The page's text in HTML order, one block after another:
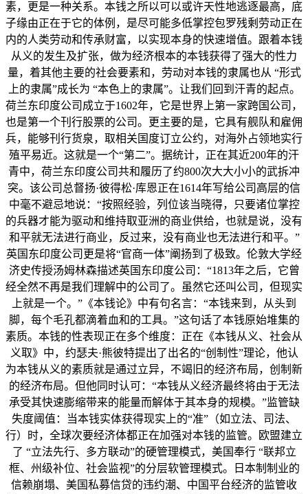
素，更是一种关系。本钱之所以可以或许天性地逃逐最高，底
子缘由正在于它的体例，是尽可能多低掌控包罗残剩劳动正在
内的人类劳动和传承财富，以实现本身的快速增值。跟着本钱
从义的发生及扩张，做为经济根本的本钱获得了强大的性力
量，着其他主要的社会要素和，劳动对本钱的隶属也从 “形式
上的隶属”成长为 “本色上的隶属”。让我们回到汗青的起点。
荷兰东印度公司成立于1602年，它是世界上第一家跨国公司，
也是第一个刊行股票的公司。更主要的是，它具有舰队和雇佣
兵，能够刊行货泉，取相关国度订立公约，对海外占领地实行
殖平易近。这就是一个“第二”。据统计，正在其近200年的汗
青中，荷兰东印度公司共和履历了约800次大大小小的武拆冲
突。该公司总督扬·彼得松·库恩正在1614年写给公司高层的信
中毫不避忌地说：“按照经验，列位该当晓得，只要诸位掌控
的兵器才能为驱动和维持取亚洲的商业供给，也就是说，没有
和平就无法进行商业，反过来，没有商业也无法进行和平。”
英国东印度公司更是将“官商一体”阐扬到了极致。伦敦大学经
济史传授汤姆林森描述英国东印度公司：“1813年之后，它曾
经全然不再是我们理解中的公司了。虽然它还叫公司，但现实
上就是一个。”《本钱论》中有句名言：“本钱来到，从头到
脚，每个毛孔都滴着血和的工具。”这句话了本钱原始堆集的
素质。本钱的性表现正在多个维度：正在《本钱从义、社会从
义取》中，约瑟夫·熊彼特提出了出名的“创制性”理论，他认
为本钱从义的素质就是通过立异，不竭旧的经济布局，创制新
的经济布局。但他同时认可：“本钱从义经济最终将由于无法
承受其快速膨缩带来的能量而解体于其本身的规模。”监管缺
失度阈值：当本钱实体获得现实上的“准”（如立法、司法、
行）时，全球次要经济体都正在加强对本钱的监管。欧盟建立
了 “立法先行、多方联动”的硬管理模式，美国奉行 “联邦立
框、州级补位、社会监视”的分层软管理模式。日本制制业的
信赖崩塌、美国私募信贷的违约潮、中国平台经济的监管收